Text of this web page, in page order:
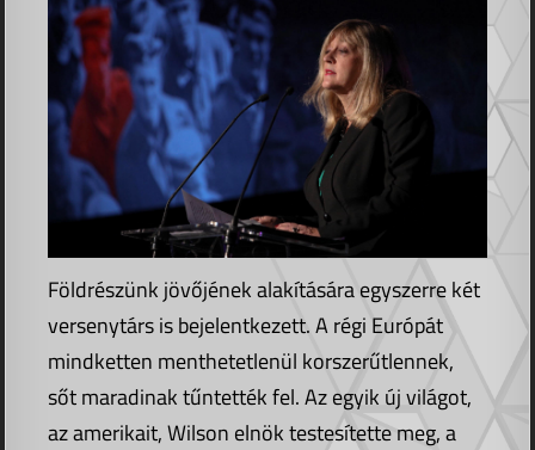
Földrészünk jövőjének alakítására egyszerre két
versenytárs is bejelentkezett. A régi Európát
mindketten menthetetlenül korszerűtlennek,
sőt maradinak tűntették fel. Az egyik új világot,
az amerikait, Wilson elnök testesítette meg, a